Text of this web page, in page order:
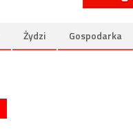
Żydzi Gospodarka